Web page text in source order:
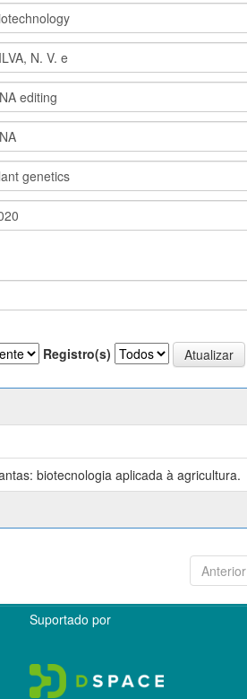
Registro(s)
biotecnologia aplicada à agricultura.
Anterior
Suportado por